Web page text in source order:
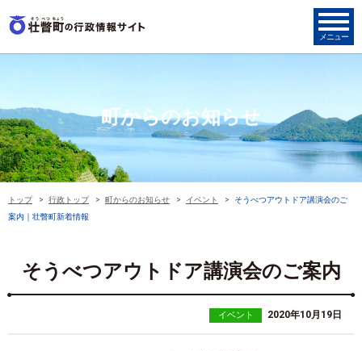
町からのお知らせ
トップ 行政トップ 町からのお知らせ イベント
そうべつアウトドア講演会のご
案内｜壮瞥町新着情報
そうべつアウトドア講演会のご案内
イベント 2020年10月19日